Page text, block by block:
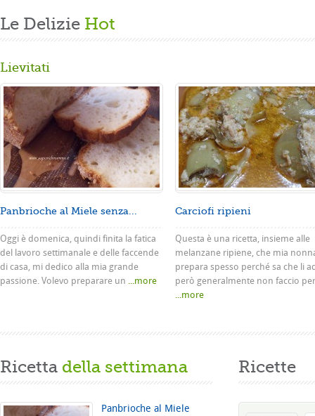
Le Delizie Hot
Lievitati
Panbrioche al Miele senza...
Oggi è domenica, quindi finita la fatica
del lavoro settimanale e delle faccende
di casa, mi dedico alla mia grande
passione. Volevo preparare un ...more
Carciofi ripieni
Questa è una ricetta, insieme alle
melanzane ripiene, che mia
prepara spesso perché sa che li
però generalmente non faccio
...more
Ricetta della settimana
Panbrioche al Miele
Ricette